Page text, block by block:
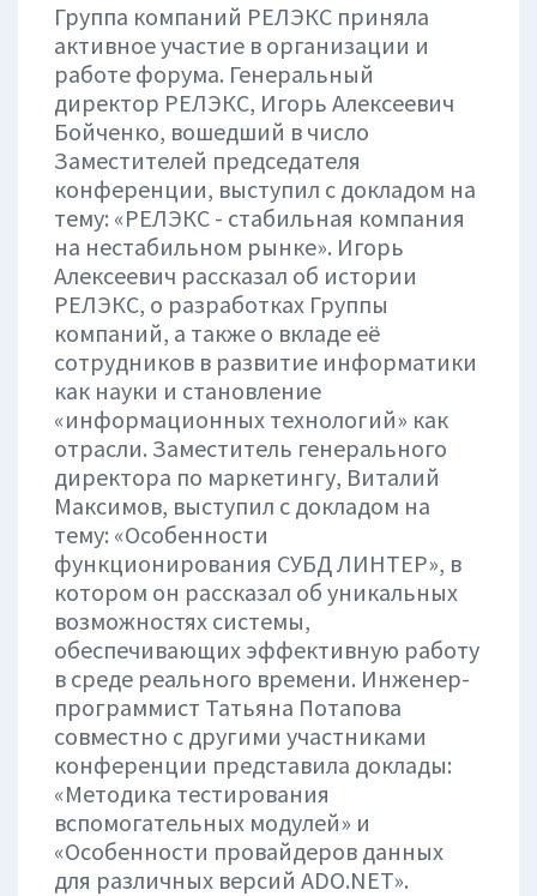
Группа компаний РЕЛЭКС приняла
активное участие в организации и
работе форума. Генеральный
директор РЕЛЭКС, Игорь Алексеевич
Бойченко, вошедший в число
Заместителей председателя
конференции, выступил с докладом на
тему: «РЕЛЭКС - стабильная компания
на нестабильном рынке». Игорь
Алексеевич рассказал об истории
РЕЛЭКС, о разработках Группы
компаний, а также о вкладе её
сотрудников в развитие информатики
как науки и становление
«информационных технологий» как
отрасли. Заместитель генерального
директора по маркетингу, Виталий
Максимов, выступил с докладом на
тему: «Особенности
функционирования СУБД ЛИНТЕР», в
котором он рассказал об уникальных
возможностях системы,
обеспечивающих эффективную работу
в среде реального времени. Инженер-
программист Татьяна Потапова
совместно с другими участниками
конференции представила доклады:
«Методика тестирования
вспомогательных модулей» и
«Особенности провайдеров данных
для различных версий ADO.NET».